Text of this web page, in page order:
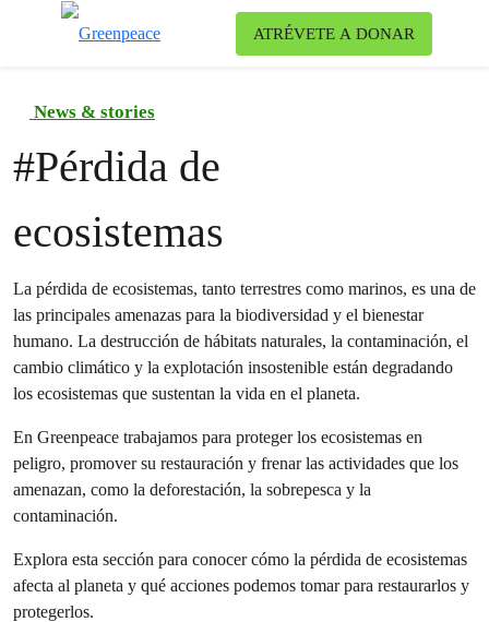
ATRÉVETE A DONAR
News & stories
#Pérdida de
ecosistemas
La pérdida de ecosistemas, tanto terrestres como marinos, es una de
las principales amenazas para la biodiversidad y el bienestar
humano. La destrucción de hábitats naturales, la contaminación, el
cambio climático y la explotación insostenible están degradando
los ecosistemas que sustentan la vida en el planeta.
En Greenpeace trabajamos para proteger los ecosistemas en
peligro, promover su restauración y frenar las actividades que los
amenazan, como la deforestación, la sobrepesca y la
contaminación.
Explora esta sección para conocer cómo la pérdida de ecosistemas
afecta al planeta y qué acciones podemos tomar para restaurarlos y
protegerlos.